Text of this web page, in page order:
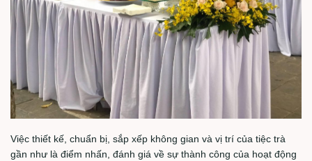
Việc thiết kế, chuẩn bị, sắp xếp không gian và vị trí của tiệc trà
gần như là điểm nhấn, đánh giá về sự thành công của hoạt động